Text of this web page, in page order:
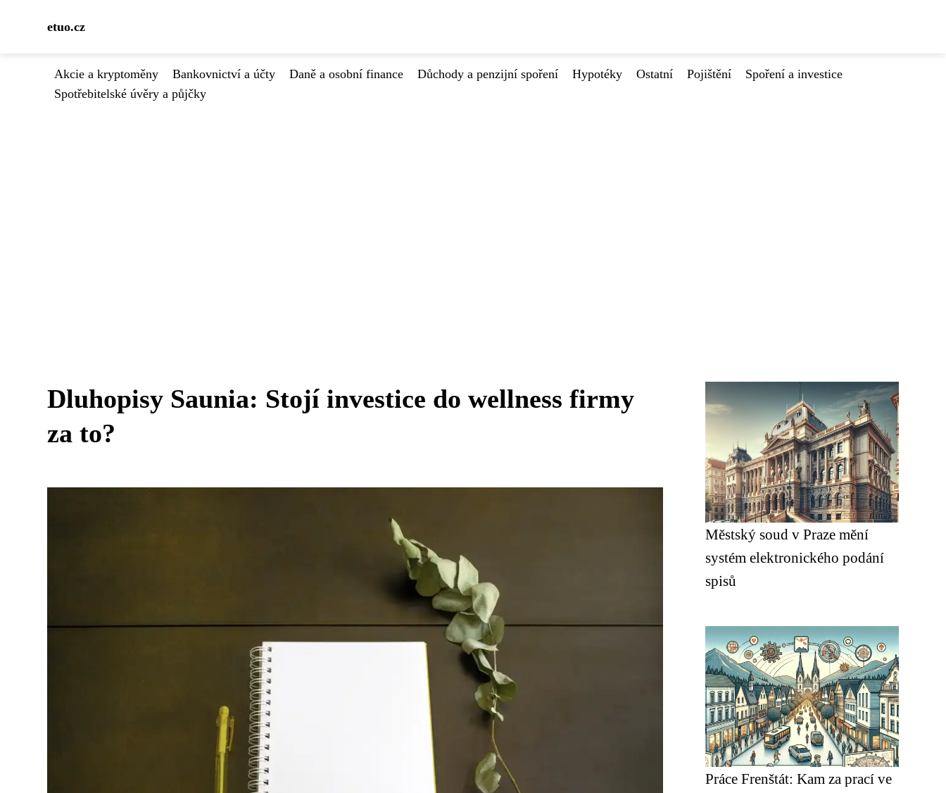
etuo.cz
Akcie a kryptoměny Bankovnictví a účty Daně a osobní finance Důchody a penzijní spoření Hypotéky Ostatní Pojištění
Spoření a investice
Spotřebitelské úvěry a půjčky
Dluhopisy Saunia: Stojí investice do wellness firmy
za to?
Městský soud v Praze mění
systém elektronického podání
spisů
Práce Frenštát: Kam za prací ve